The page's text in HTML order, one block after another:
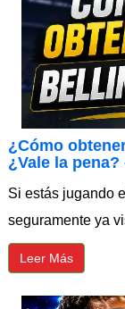
¿Cómo
¿Vale la
Si estás jugando
seguramente ya
Leer Más